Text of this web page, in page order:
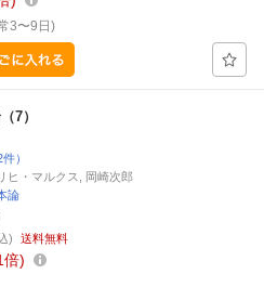
3〜9日)
7）
件）
ヒ・マルクス, 岡崎次郎
論
) 送料無料
倍